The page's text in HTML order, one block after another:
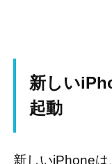
新しい
起動
新しいiPhoneは